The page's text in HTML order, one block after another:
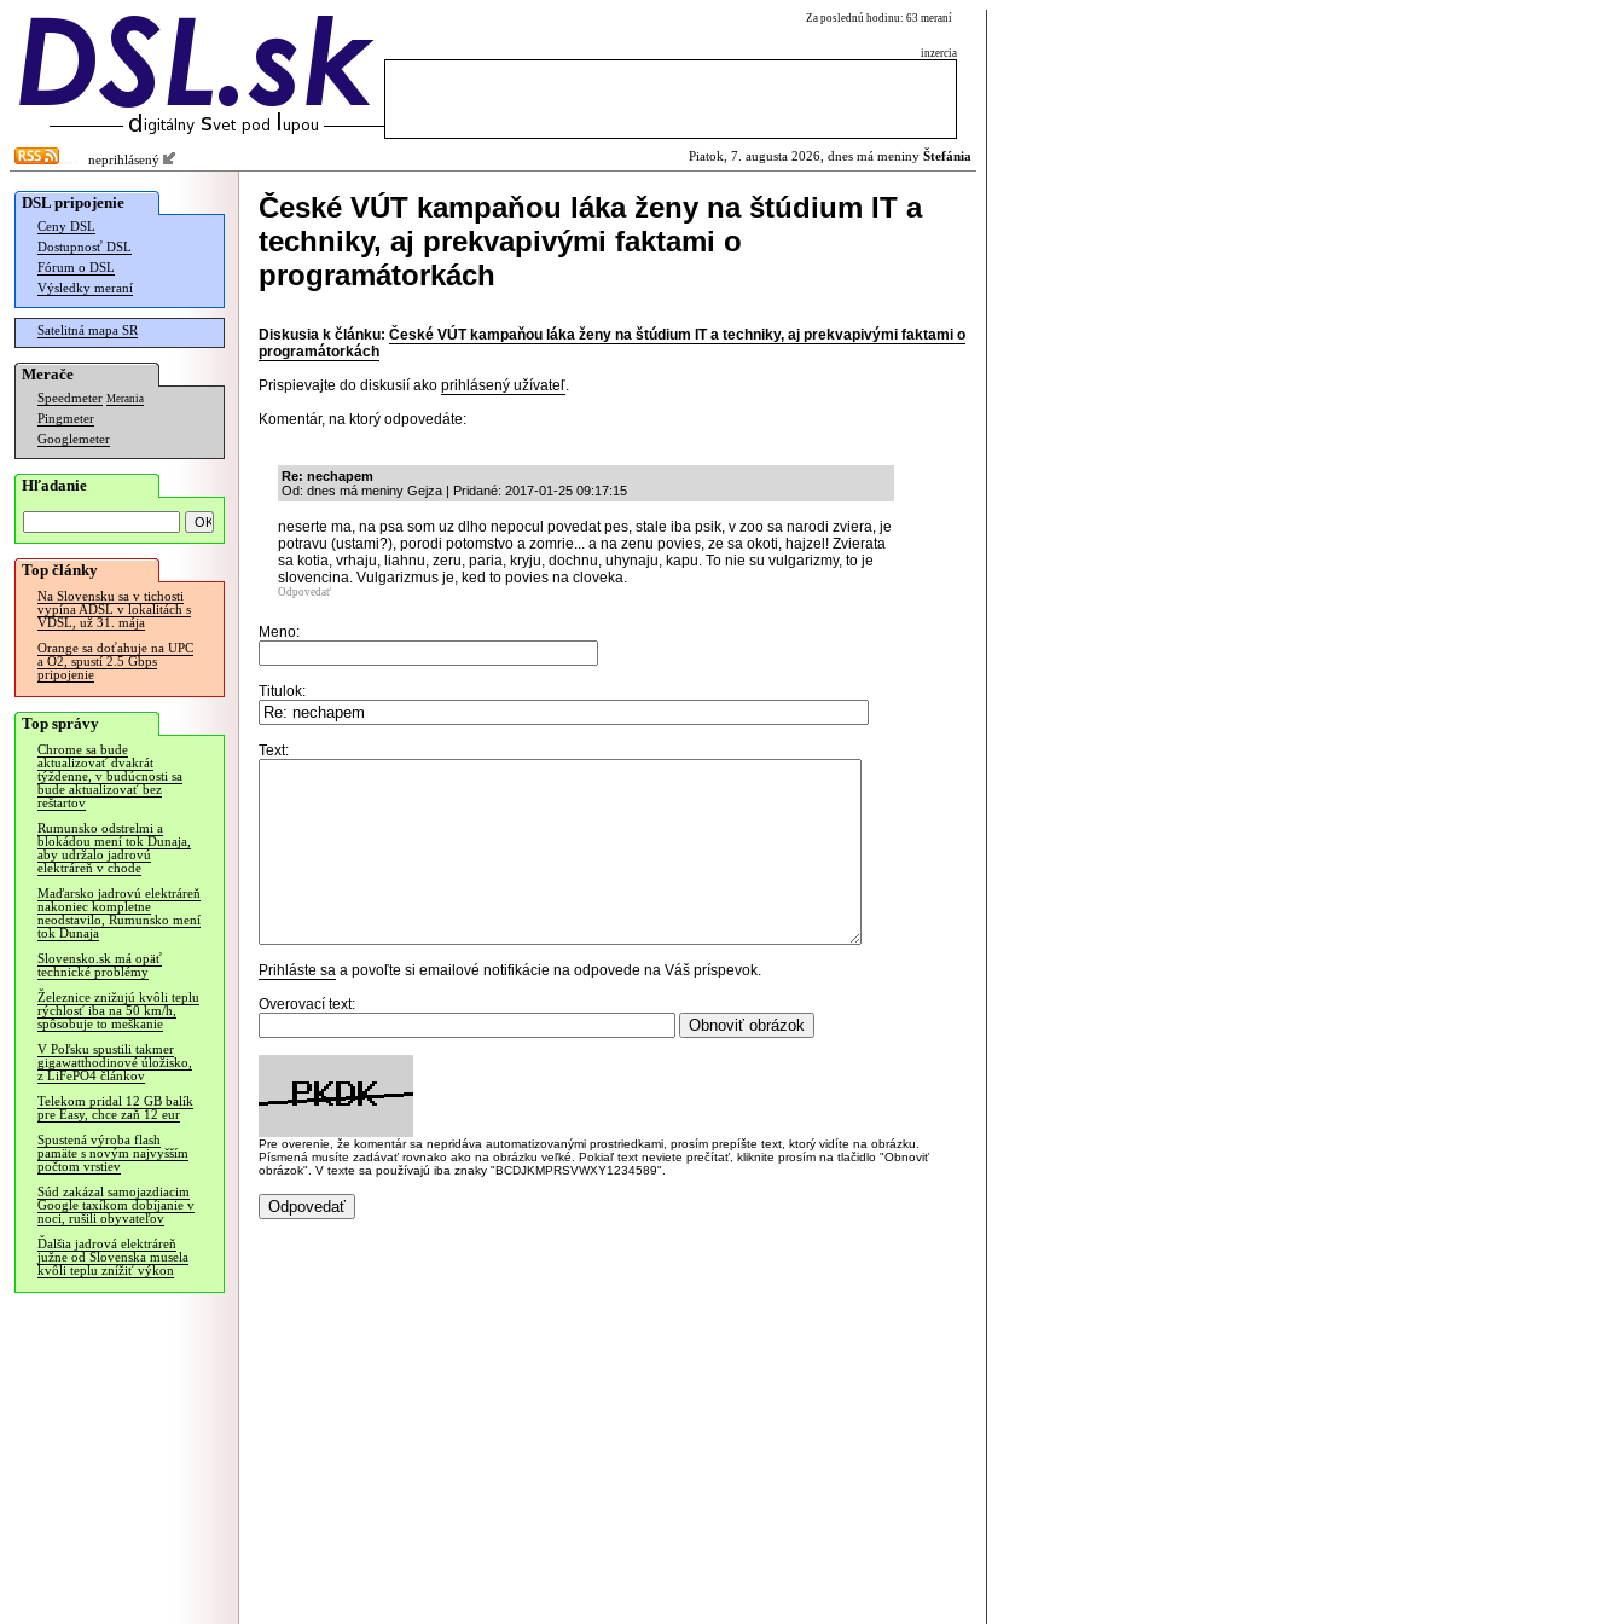
Za poslednú hodinu: 63 meraní
inzercia
neprihlásený Piatok, 7. augusta 2026, dnes má meniny Štefánia
DSL pripojenie
Ceny DSL
Dostupnosť DSL
Fórum o DSL
Výsledky meraní
Satelitná mapa SR
Merače
Speedmeter Merania
Pingmeter
Googlemeter
Hľadanie
Top články
Na Slovensku sa v tichosti
vypína ADSL v lokalitách s
VDSL, už 31. mája
Orange sa doťahuje na UPC
a O2, spustí 2.5 Gbps
pripojenie
Top správy
Chrome sa bude
aktualizovať dvakrát
týždenne, v budúcnosti sa
bude aktualizovať bez
reštartov
Rumunsko odstrelmi a
blokádou mení tok Dunaja,
aby udržalo jadrovú
elektráreň v chode
Maďarsko jadrovú elektráreň
nakoniec kompletne
neodstavilo, Rumunsko mení
tok Dunaja
Slovensko.sk má opäť
technické problémy
Železnice znižujú kvôli teplu
rýchlosť iba na 50 km/h,
spôsobuje to meškanie
V Poľsku spustili takmer
gigawatthodinové úložisko,
z LiFePO4 článkov
Telekom pridal 12 GB balík
pre Easy, chce zaň 12 eur
Spustená výroba flash
pamäte s novým najvyšším
počtom vrstiev
Súd zakázal samojazdiacim
Google taxíkom dobíjanie v
noci, rušili obyvateľov
Ďalšia jadrová elektráreň
južne od Slovenska musela
kvôli teplu znížiť výkon
České VÚT kampaňou láka ženy na štúdium IT a
techniky, aj prekvapivými faktami o
programátorkách
Diskusia k článku: České VÚT kampaňou láka ženy na štúdium IT a techniky, aj prekvapivými faktami o
programátorkách
Prispievajte do diskusií ako prihlásený užívateľ.
Komentár, na ktorý odpovedáte:
Re: nechapem
Od: dnes má meniny Gejza | Pridané: 2017-01-25 09:17:15
neserte ma, na psa som uz dlho nepocul povedat pes, stale iba psik, v zoo sa narodi zviera, je
potravu (ustami?), porodi potomstvo a zomrie... a na zenu povies, ze sa okoti, hajzel! Zvierata
sa kotia, vrhaju, liahnu, zeru, paria, kryju, dochnu, uhynaju, kapu. To nie su vulgarizmy, to je
slovencina. Vulgarizmus je, ked to povies na cloveka.
Odpovedať
Meno:
Titulok:
Text:
Prihláste sa a povoľte si emailové notifikácie na odpovede na Váš príspevok.
Overovací text:
Pre overenie, že komentár sa nepridáva automatizovanými prostriedkami, prosím prepíšte text, ktorý vidíte na obrázku.
Písmená musíte zadávať rovnako ako na obrázku veľké. Pokiaľ text neviete prečítať, kliknite prosím na tlačidlo "Obnoviť
obrázok". V texte sa používajú iba znaky "BCDJKMPRSVWXY1234589".